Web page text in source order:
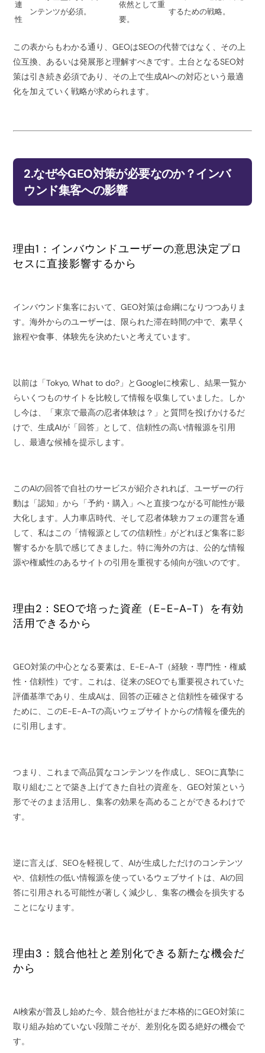
連
性
ンテンツが必須。
依然として重
要。
するための戦略。
この表からもわかる通り、GEOはSEOの代替ではなく、その上
位互換、あるいは発展形と理解すべきです。土台となるSEO対
策は引き続き必須であり、その上で生成AIへの対応という最適
化を加えていく戦略が求められます。
2.なぜ今GEO対策が必要なのか？インバ
ウンド集客への影響
理由1：インバウンドユーザーの意思決定プロ
セスに直接影響するから
インバウンド集客において、GEO対策は命綱になりつつありま
す。海外からのユーザーは、限られた滞在時間の中で、素早く
旅程や食事、体験先を決めたいと考えています。
以前は「Tokyo, What to do?」とGoogleに検索し、結果一覧か
らいくつものサイトを比較して情報を収集していました。しか
し今は、「東京で最高の忍者体験は？」と質問を投げかけるだ
けで、生成AIが「回答」として、信頼性の高い情報源を引用
し、最適な候補を提示します。
このAIの回答で自社のサービスが紹介されれば、ユーザーの行
動は「認知」から「予約・購入」へと直接つながる可能性が最
大化します。人力車店時代、そして忍者体験カフェの運営を通
して、私はこの「情報源としての信頼性」がどれほど集客に影
響するかを肌で感じてきました。特に海外の方は、公的な情報
源や権威性のあるサイトの引用を重視する傾向が強いのです。
理由2：SEOで培った資産（E-E-A-T）を有効
活用できるから
GEO対策の中心となる要素は、E-E-A-T（経験・専門性・権威
性・信頼性）です。これは、従来のSEOでも重要視されていた
評価基準であり、生成AIは、回答の正確さと信頼性を確保する
ために、このE-E-A-Tの高いウェブサイトからの情報を優先的
に引用します。
つまり、これまで高品質なコンテンツを作成し、SEOに真摯に
取り組むことで築き上げてきた自社の資産を、GEO対策という
形でそのまま活用し、集客の効果を高めることができるわけで
す。
逆に言えば、SEOを軽視して、AIが生成しただけのコンテンツ
や、信頼性の低い情報源を使っているウェブサイトは、AIの回
答に引用される可能性が著しく減少し、集客の機会を損失する
ことになります。
理由3：競合他社と差別化できる新たな機会だ
から
AI検索が普及し始めた今、競合他社がまだ本格的にGEO対策に
取り組み始めていない段階こそが、差別化を図る絶好の機会で
す。